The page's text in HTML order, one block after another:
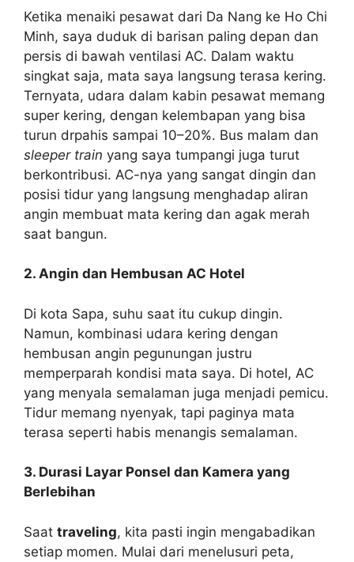
Ketika menaiki pesawat dari Da Nang ke Ho Chi
Minh, saya duduk di barisan paling depan dan
persis di bawah ventilasi AC. Dalam waktu
singkat saja, mata saya langsung terasa kering.
Ternyata, udara dalam kabin pesawat memang
super kering, dengan kelembapan yang bisa
turun drpahis sampai 10–20%. Bus malam dan
sleeper train yang saya tumpangi juga turut
berkontribusi. AC-nya yang sangat dingin dan
posisi tidur yang langsung menghadap aliran
angin membuat mata kering dan agak merah
saat bangun.
2. Angin dan Hembusan AC Hotel
Di kota Sapa, suhu saat itu cukup dingin.
Namun, kombinasi udara kering dengan
hembusan angin pegunungan justru
memperparah kondisi mata saya. Di hotel, AC
yang menyala semalaman juga menjadi pemicu.
Tidur memang nyenyak, tapi paginya mata
terasa seperti habis menangis semalaman.
3. Durasi Layar Ponsel dan Kamera yang
Berlebihan
Saat traveling, kita pasti ingin mengabadikan
setiap momen. Mulai dari menelusuri peta,